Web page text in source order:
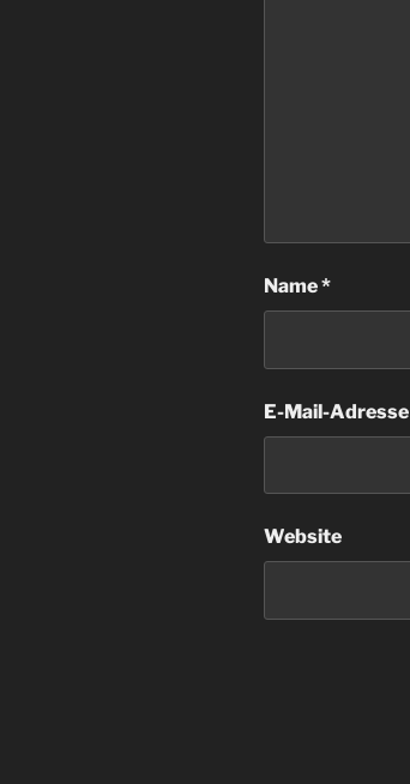
Name*
E-Mail-Adresse
Website